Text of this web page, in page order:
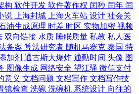
构 软件开发 软件著作权 闰秒 闰年 闰
说 上海封城 上海火车站 设计 社会关
油生成原理 时差 时区 实物加密 视频
双向链接 水质 睡眠质量 私教 私人医
备案 算法研究者 随机马赛克 泰国 特
加剂 通古斯大爆炸 通勤时间 头像 图
图像生成 网络安全 望江驿 微信支付
意义 文档问题 文档写作 文档写作技
镜检查 洗碗 洗碗机 系统设计 向往的